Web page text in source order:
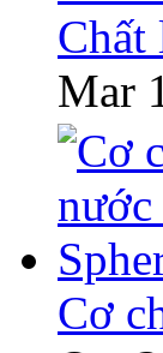
Chất
Mar
Cơ